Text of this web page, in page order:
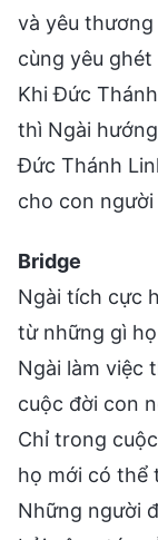
và yêu
cùng yêu
Khi Đức
thì Ngài
Đức Thánh
cho con
Bridge
Ngài tích cực
từ những gì
Ngài làm việc
cuộc đời con
Chỉ trong
họ mới có thể
Những người